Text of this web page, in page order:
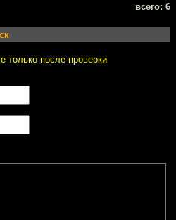
всего: 6
только после проверки